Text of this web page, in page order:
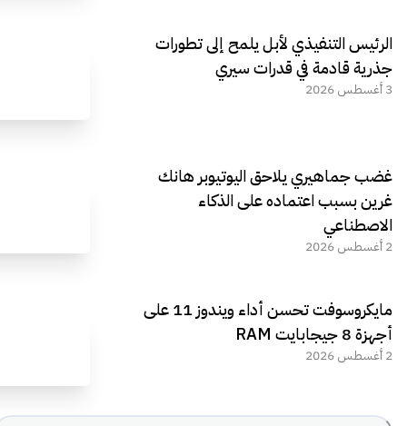
الرئيس التنفيذي لأبل يلمح إلى تطورات
جذرية قادمة في قدرات سيري
3 أغسطس 2026
غضب جماهيري يلاحق اليوتيوبر هانك
غرين بسبب اعتماده على الذكاء
الاصطناعي
2 أغسطس 2026
مايكروسوفت تحسن أداء ويندوز 11 على
أجهزة 8 جيجابايت RAM
2 أغسطس 2026